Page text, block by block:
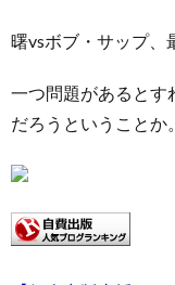
曙vsボブ・サップ、
一つ問題があるとす
だろうということか。